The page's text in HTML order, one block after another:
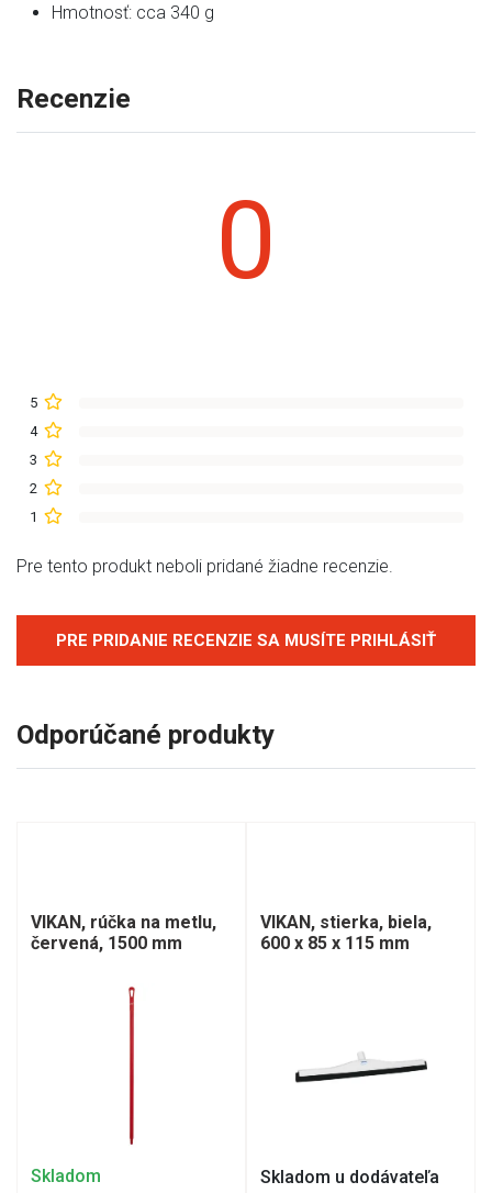
Hmotnosť: cca 340 g
Recenzie
0
5
4
3
2
1
Pre tento produkt neboli pridané žiadne recenzie.
PRE PRIDANIE RECENZIE SA MUSÍTE PRIHLÁSIŤ
Odporúčané produkty
VIKAN, rúčka na metlu,
červená, 1500 mm
Skladom
VIKAN, stierka, biela,
600 x 85 x 115 mm
Skladom u dodávateľa